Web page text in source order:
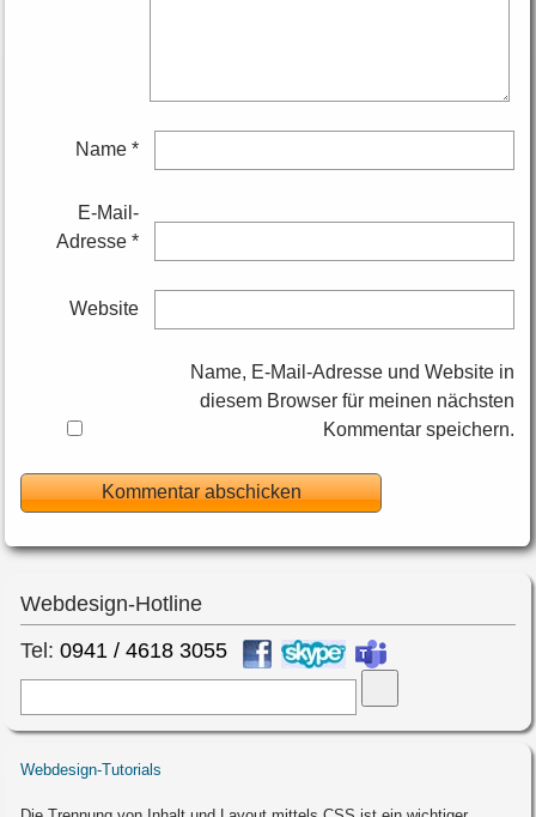
Name*
E-Mail-
Adresse*
Website
Name, E-Mail-Adresse und Website in
diesem Browser für meinen nächsten
Kommentar speichern.
Webdesign-Hotline
Tel:0941 / 4618 3055
Webdesign-Tutorials